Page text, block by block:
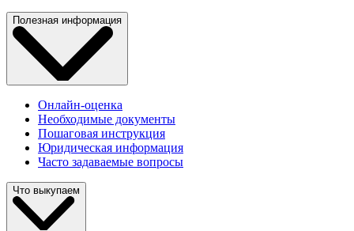
Полезная информация
Онлайн-оценка
Необходимые документы
Пошаговая инструкция
Юридическая информация
Часто задаваемые вопросы
Что выкупаем